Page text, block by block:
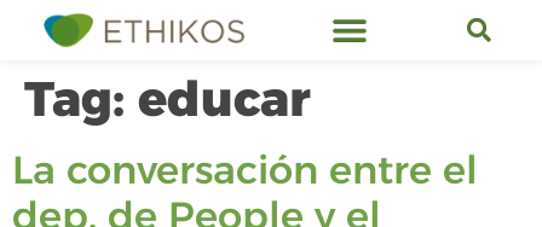
Tag: educar
La conversación entre el
dep. de People y el